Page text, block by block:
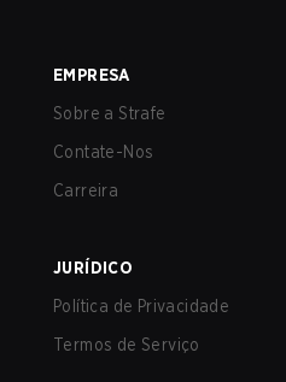
EMPRESA
Sobre a Strafe
Contate-Nos
Carreira
JURÍDICO
Política de Privacidade
Termos de Serviço